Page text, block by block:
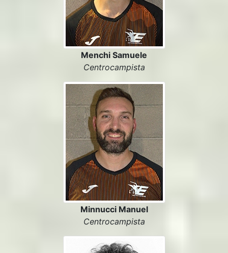
Menchi Samuele
Centrocampista
Minnucci Manuel
Centrocampista